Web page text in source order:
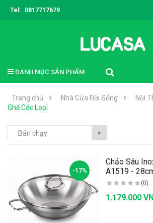
Tel: 0817717679
DANH MỤC SẢN PHẨM
Trang chủ Nhà Cửa Đời Sống
Nội
Ghế Các Loại
Bán chạy ▼
-17%
Chảo Sâu
A1519 -
(0)
1.179.000